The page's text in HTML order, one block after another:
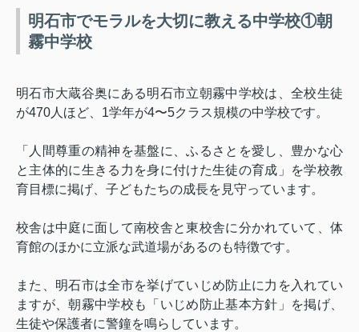
明石市でモラルを大切に教える中学校①朝
霧中学校
明石市大蔵谷奥にある明石市立朝霧中学校は、全校生徒
が470人ほど、 1学年が4〜5クラス規模の中学校です。
「人間尊重の精神を基盤に、ふるさとを愛し、豊かな心
と主体的に生きる力を身に付けた生徒の育成」を学校教
育目標に掲げ、子どもたちの成長を見守っています。
校舎は中庭に面して南校舎と東校舎に分かれていて、体
育館のほかに立派な武道場があるのも特徴です。
また、明石市は全市を挙げていじめ防止に力を入れてい
ますが、朝霧中学校も「いじめ防止基本方針」を掲げ、
生徒や保護者に警鐘を鳴らしています。